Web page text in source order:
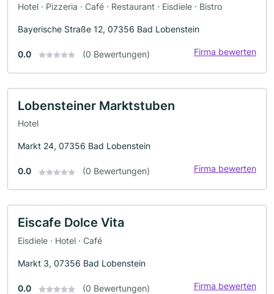
Hotel · Pizzeria · Café · Restaurant · Eisdiele · Bistro
Bayerische Straße 12, 07356 Bad Lobenstein
0.0 (0 Bewertungen) Firma bewerten
Lobensteiner Marktstuben
Hotel
Markt 24, 07356 Bad Lobenstein
0.0 (0 Bewertungen) Firma bewerten
Eiscafe Dolce Vita
Eisdiele · Hotel · Café
Markt 3, 07356 Bad Lobenstein
0.0 (0 Bewertungen) Firma bewerten